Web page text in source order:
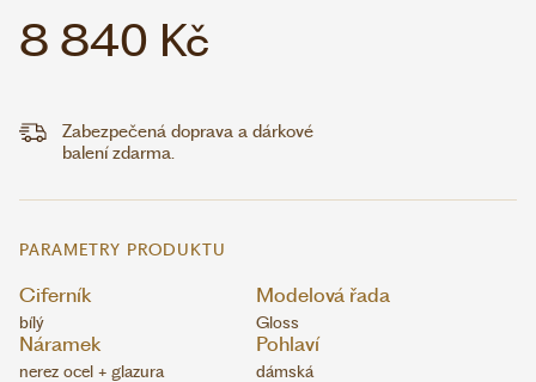
8 840 Kč
Zabezpečená doprava a dárkové
balení zdarma.
PARAMETRY PRODUKTU
Ciferník
bílý
Modelová řada
Gloss
Náramek
nerez ocel + glazura
Pohlaví
dámská